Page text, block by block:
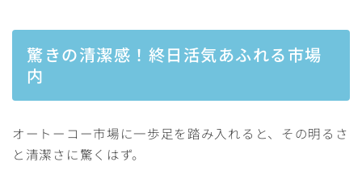
驚きの清潔感！終日活気あふれる市場
内
オートーコー市場に一歩足を踏み入れると、その明るさ
と清潔さに驚くはず。